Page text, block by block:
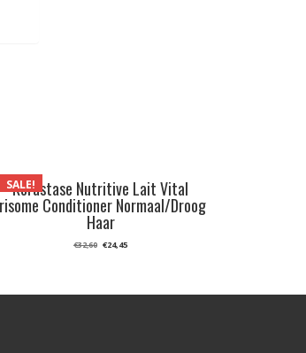
SALE!
Kérastase Nutritive Lait Vital
Conditioner Normaal/Droog
Haar
€32,60 Oorspronkelijke
prijs
€24,45Huidige